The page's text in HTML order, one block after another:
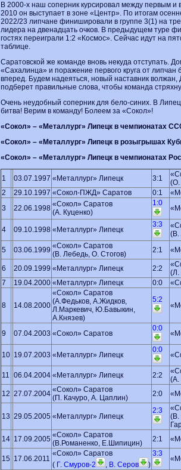
В 2000-х наш соперник курсировал между первым и
2010 он выступает в зоне «Центр». По итогам
2022/23 липчане финишировали в группе 3(1) на
лидера на двенадцать очков. В предыдущем туре
гостях переиграли 1:2 «Космос». Сейчас идут на
таблице.
Саратовской же команде вновь некуда отступать.
«Сахалинца» и поражение первого круга от липчан
вперед. Будем надеяться, новый наставник
подберет правильные слова, чтобы команда
Очень неудобный соперник для бело-синих. В
битва! Верим в команду! Болеем за «Сокол»!
«Сокол» – «Металлург» Липецк в чемпионатах
«Сокол» – «Металлург» Липецк в розыгрышах
«Сокол» – «Металлург» Липецк в чемпионатах
1 03.07.1997 «Металлург» Липецк 3:1
(О.
2
29.10.1997 «Сокол-ПЖД» Саратов 0:1
3
22.06.1998 «Сокол» Саратов
(А. Куценко)
1:0
4 09.10.1998 «Металлург» Липецк
3:3
(В.
5
03.06.1999 «Сокол» Саратов
(В. Лебедь, О. Стогов)
2:1
6 20.09.1999 «Металлург» Липецк 2:2
(Л.
7
19.04.2000 «Металлург» Липецк 0:0
8 14.08.2000
«Сокол» Саратов
(А.Федьков, А.Жидков,
Л.Маркевич, Ю.Бавыкин,
А.Князев)
5:2
9 07.04.2003 «Сокол» Саратов
0:0
10 19.07.2003 «Металлург» Липецк
0:0
11 06.04.2004 «Металлург» Липецк 2:2
(А.
12 27.07.2004 «Сокол» Саратов
(П. Качуро, А. Цаплин)
2:0
13 29.05.2005 «Металлург» Липецк
2:3
(В.
14 17.09.2005 «Сокол» Саратов
(В.Романенко, Е.Шипицин)
2:1
15 17.06.2011
«Сокол» Саратов
( Г. Смуров-2 , В. Серов )
3:3